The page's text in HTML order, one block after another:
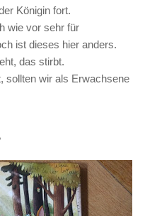
Königin fort.
wie vor sehr für
ist dieses hier anders.
das stirbt.
sollten wir als Erwachsene